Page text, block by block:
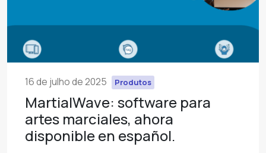
16 de julho de 2025 Produtos
MartialWave: software para
artes marciales, ahora
disponible en español.